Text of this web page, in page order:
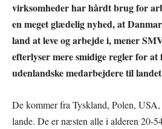
virksomheder har hårdt brug for
en meget glædelig nyhed, at
land at leve og arbejde i, mener
efterlyser mere smidige regler for at
udenlandske medarbejdere til
De kommer fra Tyskland, Polen,
lande. De er næsten alle i alderen 20-